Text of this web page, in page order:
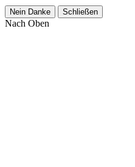
Nein Danke Schließen
Nach Oben